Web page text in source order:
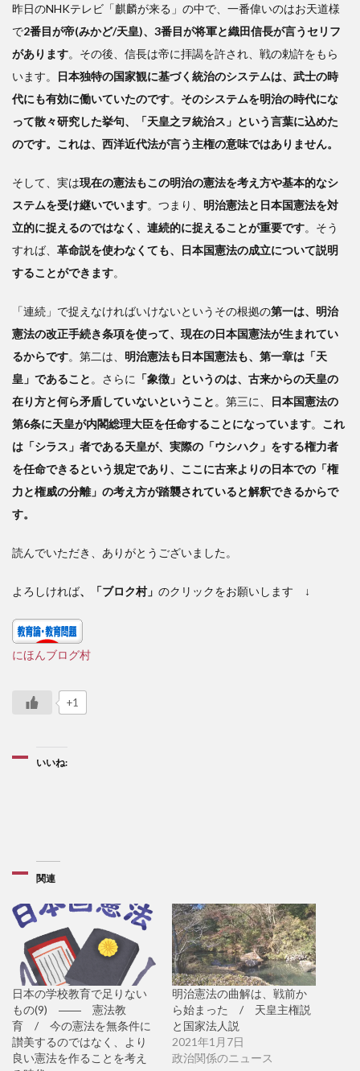
昨日のNHKテレビ「麒麟が来る」の中で、一番偉いのはお天道様
で2番目が帝(みかど/天皇)、3番目が将軍と織田信長が言うセリフ
があります。その後、信長は帝に拝謁を許され、戦の勅許をもら
います。
日本独特の国家観に基づく統治のシステムは、武士の時
代にも有効に働いていたのです。 そのシステムを明治の時代にな
って散々研究した挙句、「天皇之ヲ統治ス」という言葉に込めた
のです。これは、西洋近代法が言う主権の意味ではありません。
そして、実は現在の憲法もこの明治の憲法を考え方や基本的なシ
ステムを受け継いでいます。つまり、 明治憲法と日本国憲法を対
立的に捉えるのではなく、連続的に捉えることが重要です。そう
すれば、 革命説を使わなくても、日本国憲法の成立について説明
することができます。
「連続」で捉えなければいけないというその根拠の第一は、明治
憲法の改正手続き条項を使って、現在の日本国憲法が生まれてい
るからです。第二は、 明治憲法も日本国憲法も、第一章は「天
皇」であること 。さらに 「象徴」というのは、古来からの天皇の
在り方と何ら矛盾していないということ 。第三に、
日本国憲法の
第6条に天皇が内閣総理大臣を任命することになっています。 これ
は「シラス」者である天皇が、実際の「ウシハク」をする権力者
を任命できるという規定であり、ここに古来よりの日本での「権
力と権威の分離」の考え方が踏襲されていると解釈できるからで
す。
読んでいただき、ありがとうございました。
よろしければ、「ブロク村」 のクリックをお願いします ↓
にほんブログ村
+1
いいね:
関連
日本の学校教育で足りない
もの(9) ―― 憲法教
育 / 今の憲法を無条件に
讃美するのではなく、より
良い憲法を作ることを考え
明治憲法の曲解は、戦前か
ら始まった / 天皇主権説
と国家法人説
2021年1月7日
政治関係のニュース